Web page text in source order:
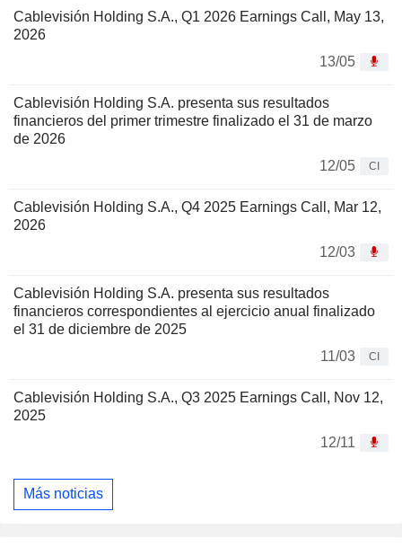
Cablevisión Holding S.A., Q1 2026 Earnings Call, May 13,
2026
13/05
Cablevisión Holding S.A. presenta sus resultados
financieros del primer trimestre finalizado el 31 de marzo
de 2026
12/05
CI
Cablevisión Holding S.A., Q4 2025 Earnings Call, Mar 12,
2026
12/03
Cablevisión Holding S.A. presenta sus resultados
financieros correspondientes al ejercicio anual finalizado
el 31 de diciembre de 2025
11/03
CI
Cablevisión Holding S.A., Q3 2025 Earnings Call, Nov 12,
2025
12/11
Más noticias